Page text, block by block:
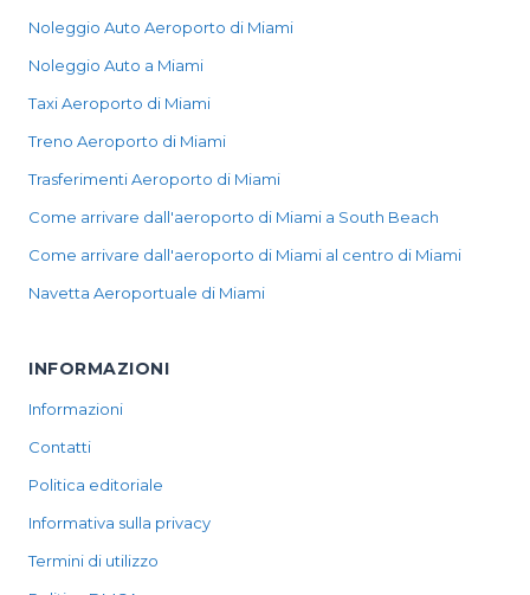
Noleggio Auto Aeroporto di Miami
Noleggio Auto a Miami
Taxi Aeroporto di Miami
Treno Aeroporto di Miami
Trasferimenti Aeroporto di Miami
Come arrivare dall'aeroporto di Miami a South Beach
Come arrivare dall'aeroporto di Miami al centro di Miami
Navetta Aeroportuale di Miami
INFORMAZIONI
Informazioni
Contatti
Politica editoriale
Informativa sulla privacy
Termini di utilizzo